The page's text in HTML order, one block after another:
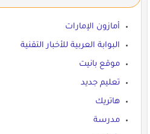
أمازون الإمارات
البوابة العربية للأخبار التقنية
موقع بانيت
تعليم جديد
هاتريك
مدرسة